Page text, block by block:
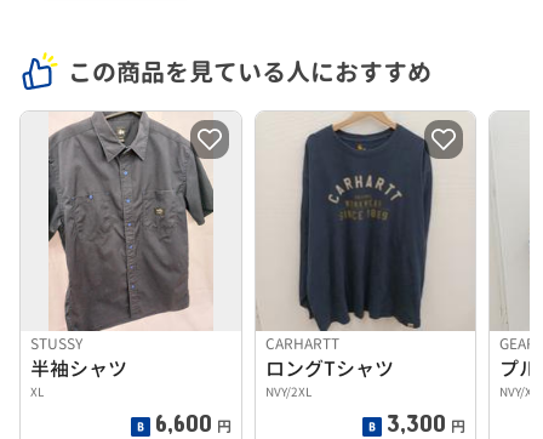
この商品を見ている人におすすめ
STUSSY
半袖シャツ
XL
6,600 円
CARHARTT
ロングTシャツ
NVY/2XL
3,300 円
GEAR
NVY/XL